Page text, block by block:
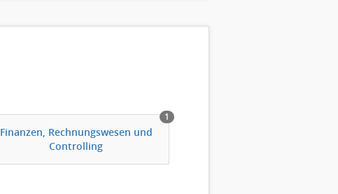
Finanzen, Rechnungswesen und
Controlling
1